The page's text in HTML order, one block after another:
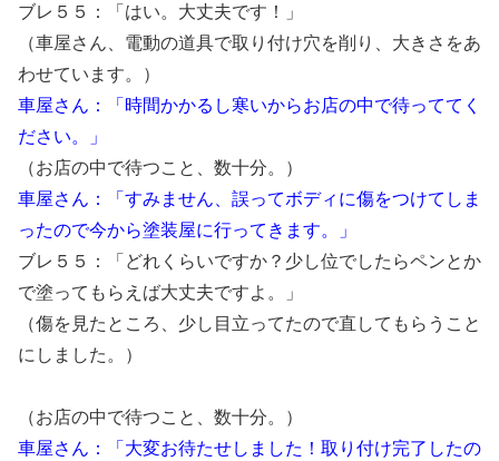
ブレ５５：「はい。大丈夫です！」
（車屋さん、電動の道具で取り付け穴を削り、大きさをあ
わせています。）
車屋さん：「時間かかるし寒いからお店の中で待っててく
ださい。」
（お店の中で待つこと、数十分。）
車屋さん：「すみません、誤ってボディに傷をつけてしま
ったので今から塗装屋に行ってきます。」
ブレ５５：「どれくらいですか？少し位でしたらペンとか
で塗ってもらえば大丈夫ですよ。」
（傷を見たところ、少し目立ってたので直してもらうこと
にしました。）
（お店の中で待つこと、数十分。）
車屋さん：「大変お待たせしました！取り付け完了したの